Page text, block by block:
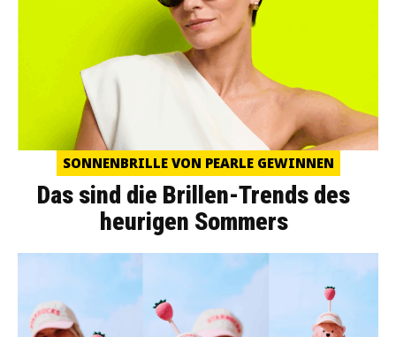
SONNENBRILLE VON PEARLE GEWINNEN
Das sind die Brillen-Trends des
heurigen Sommers